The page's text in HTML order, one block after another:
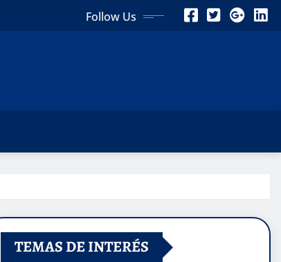
Follow Us
TEMAS DE INTERÉS